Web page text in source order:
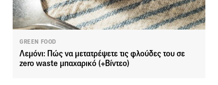
GREEN FOOD
Λεμόνι: Πώς να μετατρέψετε τις φλούδες του σε
zero waste μπαχαρικό (+Βίντεο)